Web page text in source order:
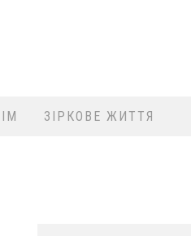
ЗІРКОВЕ ЖИТТЯ